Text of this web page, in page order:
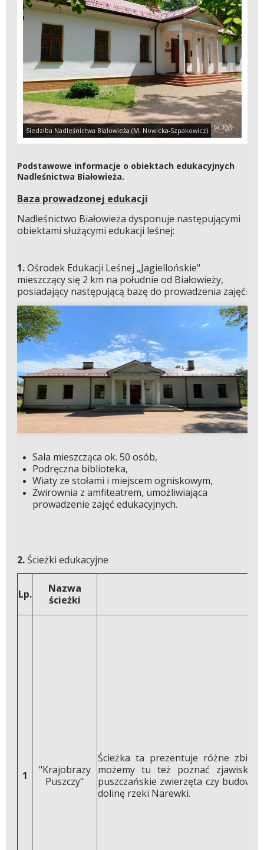
Siedziba Nadleśnictwa Białowieża (M. Nowicka-Szpakowicz)
Podstawowe informacje o obiektach edukacyjnych
Nadleśnictwa Białowieża.
Baza prowadzonej edukacji
Nadleśnictwo Białowieża dysponuje następującymi
obiektami służącymi edukacji leśnej:
1.Ośrodek Edukacji Leśnej „Jagiellońskie"
mieszczący się 2 km na południe od Białowieży,
posiadający następującą bazę do prowadzenia zajęć:
Sala mieszcząca ok. 50 osób,
Podręczna biblioteka,
Wiaty ze stołami i miejscem ogniskowym,
Żwirownia z amfiteatrem, umożliwiająca
prowadzenie zajęć edukacyjnych.
2. Ścieżki edukacyjne
Lp.
Nazwa
ścieżki
1
"Krajobrazy
Puszczy"
Ścieżka ta prezentuje różne
możemy tu też poznać zjawiska
puszczańskie zwierzęta czy
dolinę rzeki Narewki.